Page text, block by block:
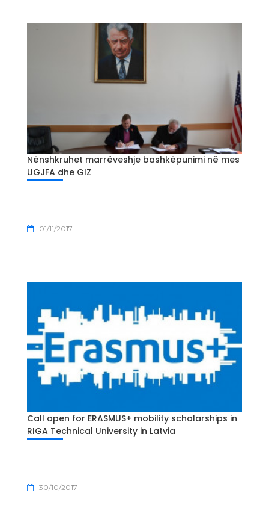
Nënshkruhet marrëveshje bashkëpunimi në mes
UGJFA dhe GIZ
01/11/2017
Call open for ERASMUS+ mobility scholarships in
RIGA Technical University in Latvia
30/10/2017